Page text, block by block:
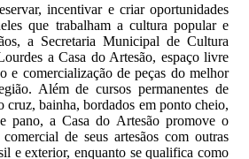
incentivar e criar oportunidades
que trabalham a cultura popular e
a Secretaria Municipal de Cultura
a Casa do Artesão, espaço livre
e comercialização de peças do melhor
Além de cursos permanentes de
cruz, bainha, bordados em ponto cheio,
pano, a Casa do Artesão promove o
de seus artesãos com outras
e exterior, enquanto se qualifica como